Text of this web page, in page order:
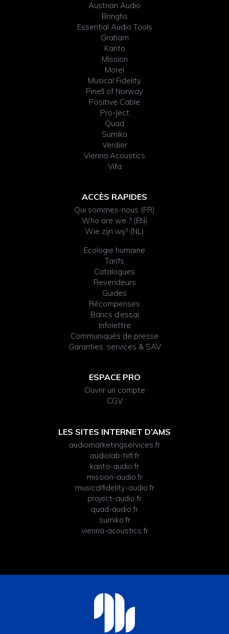
Austrian Audio
Bringhs
Essential Audio Tools
Graham
Kanto
Mission
Morel
Musical Fidelity
Pinell of Norway
Positive Cable
Pro-Ject
Quad
Sumiko
Verdier
Vienna Acoustics
Vifa
ACCÈS RAPIDES
Qui sommes-nous (FR)
Who are we ? (EN)
Wie zijn wij? (NL)
Ecologie humaine
Tarifs
Catalogues
Revendeurs
Guides
Récompenses
Bancs d’essai
Infolettre
Communiqués de presse
Garanties, services & SAV
ESPACE PRO
Ouvrir un compte
CGV
LES SITES INTERNET D’AMS
audiomarketingservices.fr
audiolab-hifi.fr
kanto-audio.fr
mission-audio.fr
musicalfidelity-audio.fr
project-audio.fr
quad-audio.fr
sumiko.fr
vienna-acoustics.fr